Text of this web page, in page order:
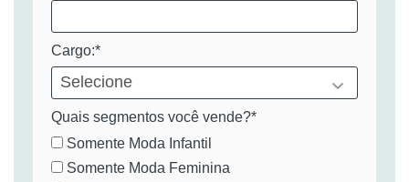
Cargo:*
Quais segmentos você vende?*
Somente Moda Infantil
Somente Moda Feminina